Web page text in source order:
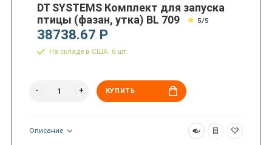
DT SYSTEMS Комплект для запуска
птицы (фазан, утка) BL 709
5/5
38738.67 Р
На складе в США: 6 шт.
КУПИТЬ
Описание